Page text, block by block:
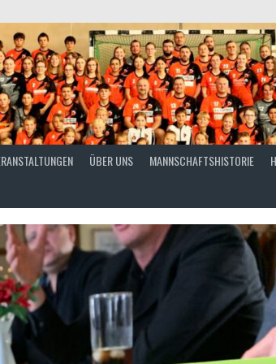
ÜBER UNS MANNSCHAFTSHISTORIE